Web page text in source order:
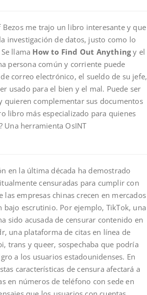
Bezos me trajo un libro interesante y que
investigación de datos, justo como lo
llama How to Find Out Anythingy el
persona común y corriente puede
correo electrónico, el sueldo de su jefe,
usado para el bien y el mal. Puede ser
quieren complementar sus documentos
libro más especializado para quienes
Una herramienta OsINT
en la última década ha demostrado
censuradas para cumplir con
empresas chinas crecen en mercados
bajo escrutinio. Por ejemplo, TikTok, una
sido acusada de censurar contenido en
una plataforma de citas en línea de
trans y queer, sospechaba que podría
a los usuarios estadounidenses. En
características de censura afectará a
en números de teléfono con sede en